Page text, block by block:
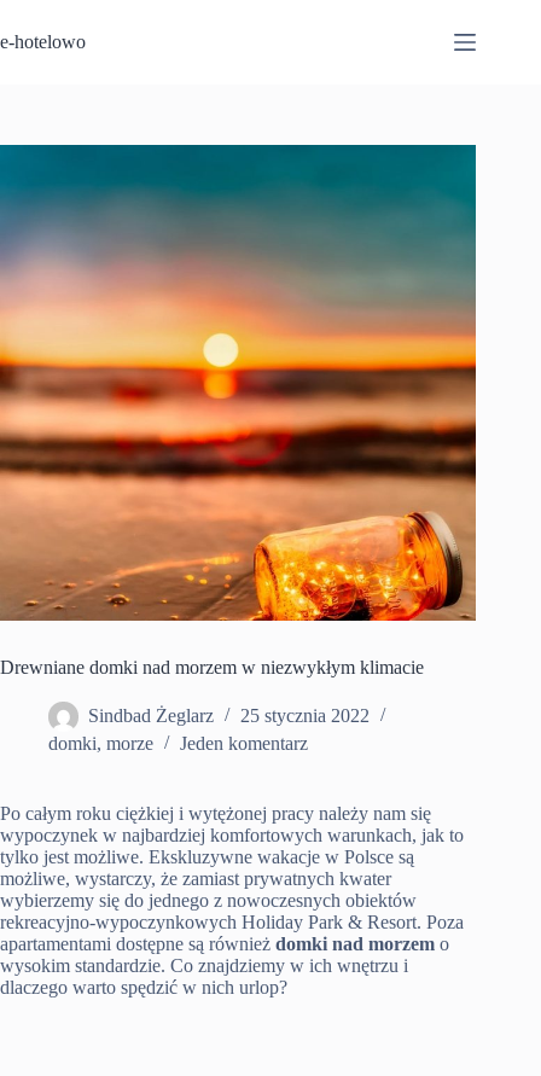
do
treści
e-hotelowo
Drewniane domki nad morzem w niezwykłym klimacie
Sindbad Żeglarz
25 stycznia 2022
domki, morze Jeden komentarz
Po całym roku ciężkiej i wytężonej pracy należy nam się
wypoczynek w najbardziej komfortowych warunkach, jak to
tylko jest możliwe. Ekskluzywne wakacje w Polsce są
możliwe, wystarczy, że zamiast prywatnych kwater
wybierzemy się do jednego z nowoczesnych obiektów
rekreacyjno-wypoczynkowych Holiday Park & Resort. Poza
apartamentami dostępne są również domki nad morzem o
wysokim standardzie. Co znajdziemy w ich wnętrzu i
dlaczego warto spędzić w nich urlop?